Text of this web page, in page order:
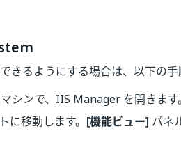
るようにする場合は、以下の手
ンで、IIS Manager を開きます。
移動します。 [機能ビュー] パネ